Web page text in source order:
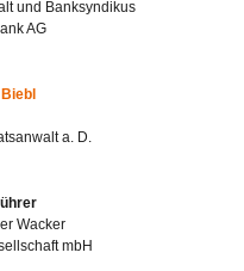
und Banksyndikus
AG
a. D.
Wacker
mbH